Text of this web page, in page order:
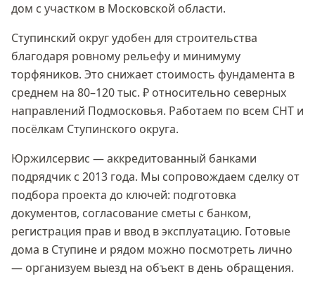
дом с участком в Московской области.
Ступинский округ удобен для строительства
благодаря ровному рельефу и минимуму
торфяников. Это снижает стоимость фундамента в
среднем на 80–120 тыс. ₽ относительно северных
направлений Подмосковья. Работаем по всем СНТ и
посёлкам Ступинского округа.
Юржилсервис — аккредитованный банками
подрядчик с 2013 года. Мы сопровождаем сделку от
подбора проекта до ключей: подготовка
документов, согласование сметы с банком,
регистрация прав и ввод в эксплуатацию. Готовые
дома в Ступине и рядом можно посмотреть лично
— организуем выезд на объект в день обращения.